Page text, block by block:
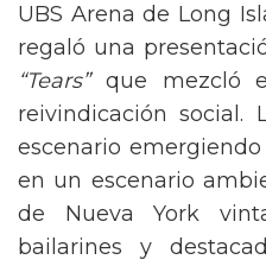
UBS Arena de Long
regaló una
“Tears”que mezcló
reivindicación social.
escenario
en un escenario
de Nueva York
bailarines y